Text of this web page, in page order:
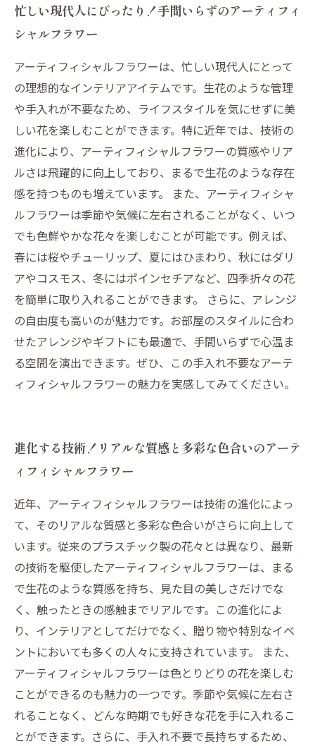
忙しい現代人にぴったり！手間いらずのアーティフィ
シャルフラワー
アーティフィシャルフラワーは、忙しい現代人にとって
の理想的なインテリアアイテムです。生花のような管理
や手入れが不要なため、ライフスタイルを気にせずに美
しい花を楽しむことができます。特に近年では、技術の
進化により、アーティフィシャルフラワーの質感やリア
ルさは飛躍的に向上しており、まるで生花のような存在
感を持つものも増えています。 また、アーティフィシャ
ルフラワーは季節や気候に左右されることがなく、いつ
でも色鮮やかな花々を楽しむことが可能です。例えば、
春には桜やチューリップ、夏にはひまわり、秋にはダリ
アやコスモス、冬にはポインセチアなど、四季折々の花
を簡単に取り入れることができます。 さらに、アレンジ
の自由度も高いのが魅力です。お部屋のスタイルに合わ
せたアレンジやギフトにも最適で、手間いらずで心温ま
る空間を演出できます。ぜひ、この手入れ不要なアーテ
ィフィシャルフラワーの魅力を実感してみてください。
進化する技術！リアルな質感と多彩な色合いのアーテ
ィフィシャルフラワー
近年、アーティフィシャルフラワーは技術の進化によっ
て、そのリアルな質感と多彩な色合いがさらに向上して
います。従来のプラスチック製の花々とは異なり、最新
の技術を駆使したアーティフィシャルフラワーは、まる
で生花のような質感を持ち、見た目の美しさだけでな
く、触ったときの感触までリアルです。この進化によ
り、インテリアとしてだけでなく、贈り物や特別なイベ
ントにおいても多くの人々に支持されています。 また、
アーティフィシャルフラワーは色とりどりの花を楽しむ
ことができるのも魅力の一つです。季節や気候に左右さ
れることなく、どんな時期でも好きな花を手に入れるこ
とができます。さらに、手入れ不要で長持ちするため、